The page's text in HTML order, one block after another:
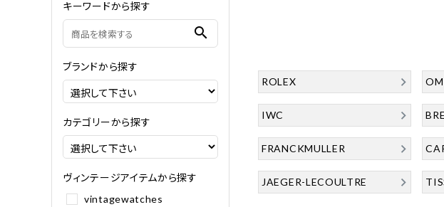
FRANCK MULLER
LOUIS VUITTON Tiffany&Co.
キーワードから探す
search
ブランドから探す
カテゴリーから探す
ヴィンテージアイテムから探す
vintagewatches
ROLEX
IWC
FRANCKMULLER
JAEGER-LECOULTRE